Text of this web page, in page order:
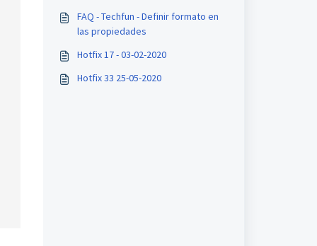
FAQ - Techfun - Definir formato en
las propiedades
Hotfix 17 - 03-02-2020
Hotfix 33 25-05-2020